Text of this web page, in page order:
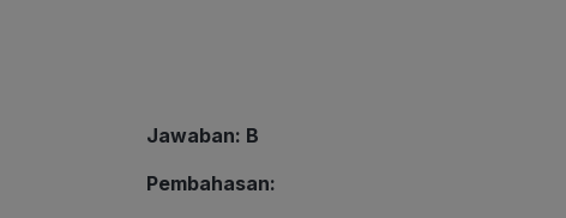
Jawaban: B
Pembahasan: